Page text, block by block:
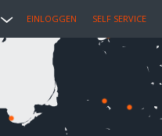
EINLOGGEN SELF SERVICE